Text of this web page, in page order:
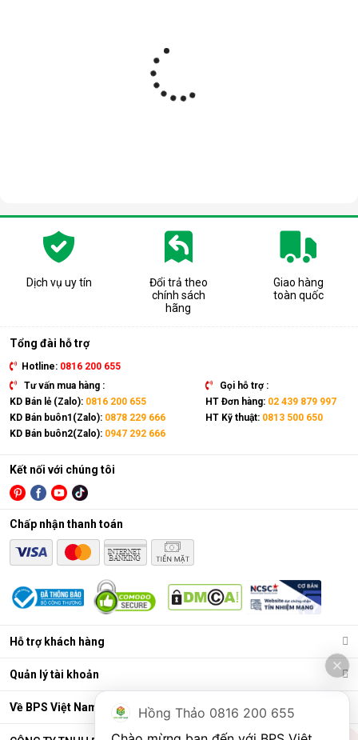
Dịch vụ uy tín
Đổi trả theo
chính sách
hãng
Giao hàng
toàn quốc
Tổng đài hỗ trợ
Hotline: 0816 200 655
Tư vấn mua hàng :
KD Bán lẻ (Zalo): 0816 200 655
KD Bán buôn1(Zalo): 0878 229 666
KD Bán buôn2(Zalo): 0947 292 666
Gọi hỗ trợ :
HT Đơn hàng: 02 439 879 997
HT Kỹ thuật: 0813 500 650
Hỗ trợ khách hàng
Quản lý tài khoản
Về BPS Việt Nam
Kết nối với chúng tôi
Chấp nhận thanh toán
Hồng Thảo 0816 200 655